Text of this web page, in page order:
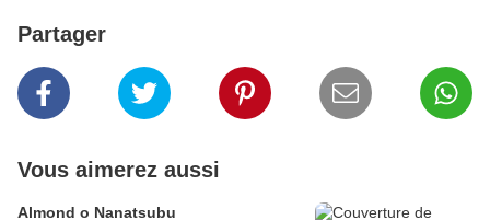
Partager
Vous aimerez aussi
Almond o Nanatsubu